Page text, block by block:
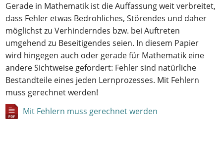
Gerade in Mathematik ist die Auffassung weit verbreitet,
dass Fehler etwas Bedrohliches, Störendes und daher
möglichst zu Verhinderndes bzw. bei Auftreten
umgehend zu Beseitigendes seien. In diesem Papier
wird hingegen auch oder gerade für Mathematik eine
andere Sichtweise gefordert: Fehler sind natürliche
Bestandteile eines jeden Lernprozesses. Mit Fehlern
muss gerechnet werden!
Mit Fehlern muss gerechnet werden